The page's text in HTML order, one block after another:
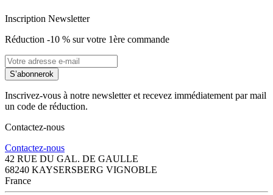
Inscription Newsletter
Réduction -10 % sur votre 1ère commande
S’abonnerok
Inscrivez-vous à notre newsletter et recevez immédiatement par mail
un code de réduction.
Contactez-nous
Contactez-nous
42 RUE DU GAL. DE GAULLE
68240 KAYSERSBERG VIGNOBLE
France